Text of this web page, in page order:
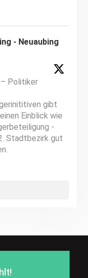
- Neuaubing
Politiker
gibt
Einblick wie
-
Stadtbezirk gut